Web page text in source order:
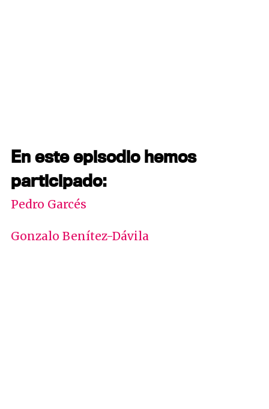
En este episodio hemos
participado:
Pedro Garcés
Gonzalo Benítez-Dávila